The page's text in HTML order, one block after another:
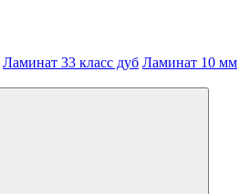
Ламинат 33 класс дуб Ламинат 10 мм